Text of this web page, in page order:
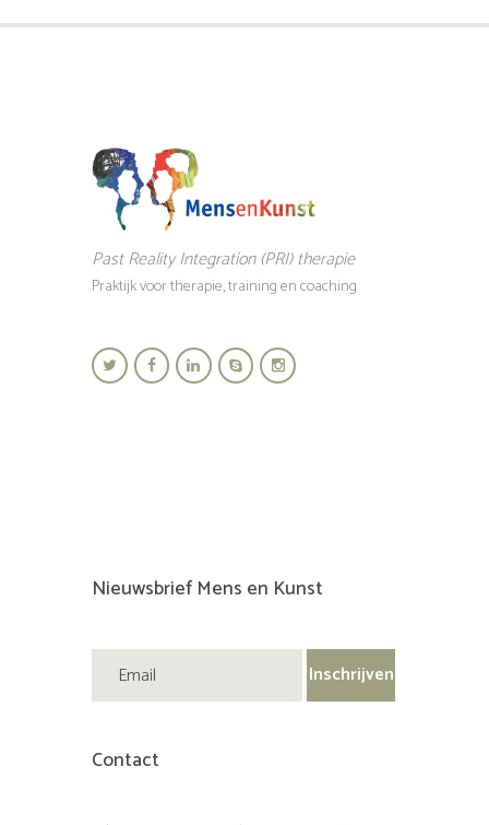
Past Reality Integration (PRI) therapie
Praktijk voor therapie, training en coaching
Nieuwsbrief Mens en Kunst
Contact